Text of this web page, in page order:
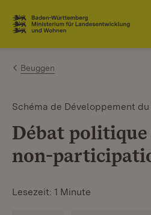
Zum Inhalt springen
Link zur Startseite
Beuggen
Schéma de Développement du
Débat politique
non-
Lesezeit: 1 Minute